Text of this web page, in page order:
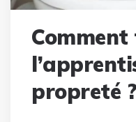
propreté ?